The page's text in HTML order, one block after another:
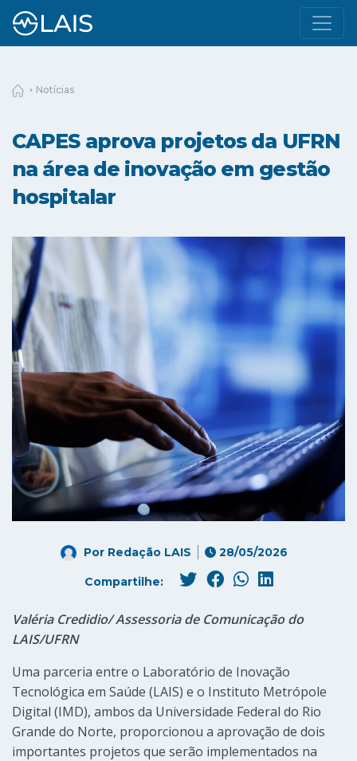
Notícias
CAPES aprova projetos da UFRN
na área de inovação em gestão
hospitalar
Por Redação LAIS 28/05/2026
Compartilhe:
Valéria Credidio/ Assessoria de Comunicação do
LAIS/UFRN
Uma parceria entre o Laboratório de Inovação
Tecnológica em Saúde (LAIS) e o Instituto Metrópole
Digital (IMD), ambos da Universidade Federal do Rio
Grande do Norte, proporcionou a aprovação de dois
importantes projetos que serão implementados na